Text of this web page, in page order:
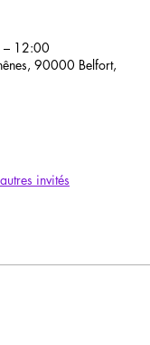
12:00
90000 Belfort,
invités